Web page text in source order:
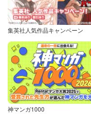
集英社人気作品キャンペーン
神マンガ1000